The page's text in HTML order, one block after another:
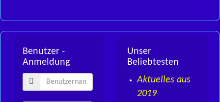
Benutzer -
Anmeldung
Unser
Beliebtesten
Aktuelles aus
2019